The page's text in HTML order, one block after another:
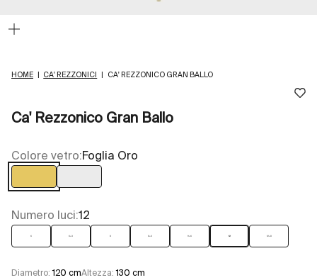
HOME CA' REZZONICI CA' REZZONICO GRAN BALLO
Ca' Rezzonico Gran Ballo
Colore vetro:Foglia Oro
Foglia OroTrasparente
Numero luci:12
6 6+3 8 8+4 9+6 12 12+8
Diametro:120 cmAltezza:130 cm